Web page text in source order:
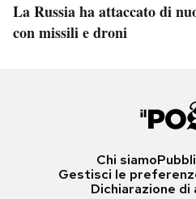
La Russia ha attaccato di
con missili e droni
Chi siamo
Gestisci le
Dichiarazione